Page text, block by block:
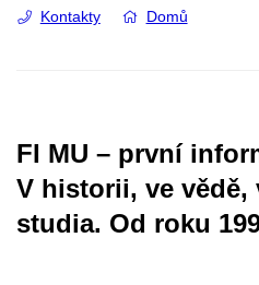
Kontakty Domů
FI MU – první
V historii, ve vědě,
studia. Od roku